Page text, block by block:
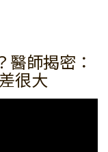
師揭密：
很大